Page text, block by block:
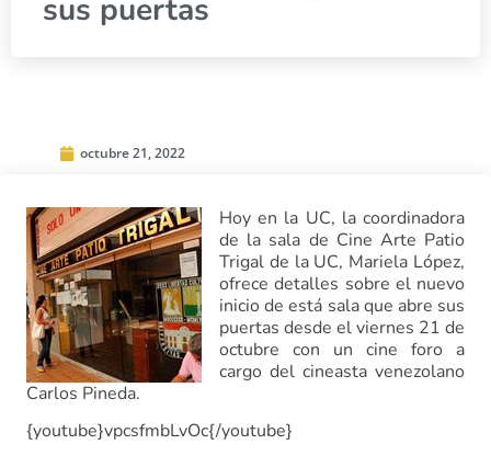
sus puertas
octubre 21, 2022
Hoy en la UC, la coordinadora
de la sala de Cine Arte Patio
Trigal de la UC, Mariela López,
ofrece detalles sobre el nuevo
inicio de está sala que abre sus
puertas desde el viernes 21 de
octubre con un cine foro a
cargo del cineasta venezolano
Carlos Pineda.
{youtube}vpcsfmbLvOc{/youtube}